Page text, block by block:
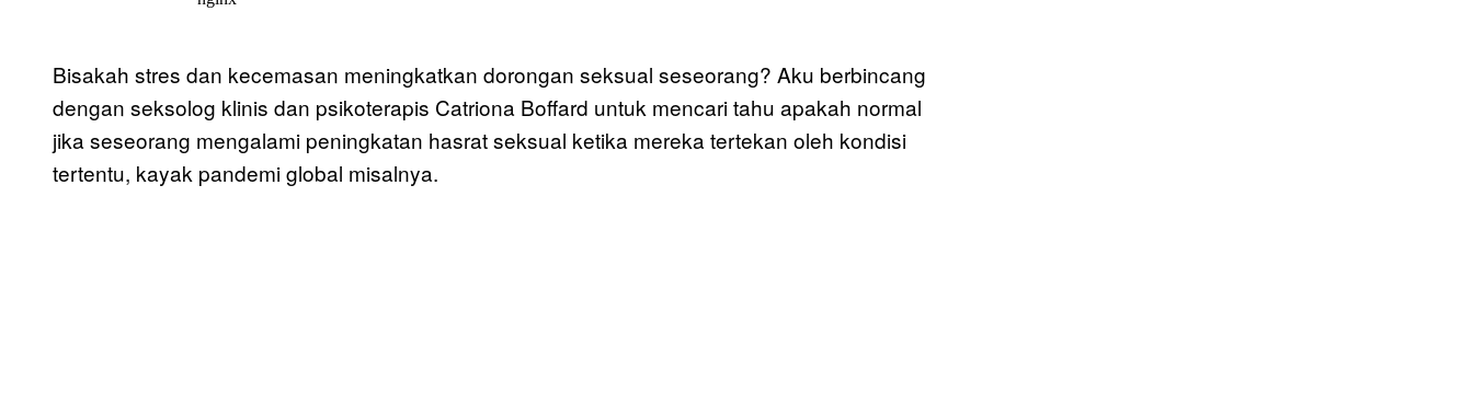
Bisakah stres dan kecemasan meningkatkan dorongan seksual seseorang? Aku berbincang
dengan seksolog klinis dan psikoterapis Catriona Boffard untuk mencari tahu apakah normal
jika seseorang mengalami peningkatan hasrat seksual ketika mereka tertekan oleh kondisi
tertentu, kayak pandemi global misalnya.